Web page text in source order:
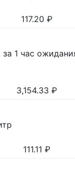
117.20 ₽
за 1 час
3,154.33 ₽
111.11 ₽